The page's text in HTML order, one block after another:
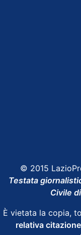
© 2015
Testata
Civile
È vietata la copia,
relativa citazione